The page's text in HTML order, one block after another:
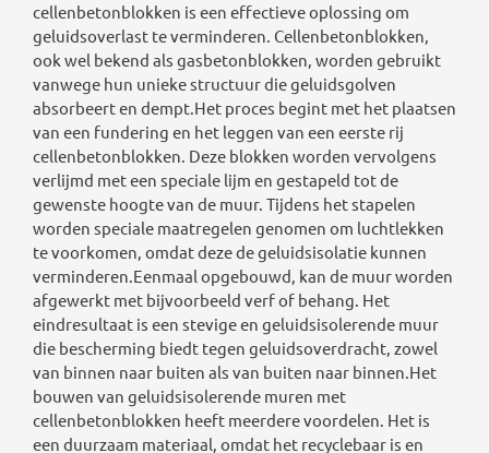
cellenbetonblokken is een effectieve oplossing om
geluidsoverlast te verminderen. Cellenbetonblokken,
ook wel bekend als gasbetonblokken, worden gebruikt
vanwege hun unieke structuur die geluidsgolven
absorbeert en dempt.Het proces begint met het plaatsen
van een fundering en het leggen van een eerste rij
cellenbetonblokken. Deze blokken worden vervolgens
verlijmd met een speciale lijm en gestapeld tot de
gewenste hoogte van de muur. Tijdens het stapelen
worden speciale maatregelen genomen om luchtlekken
te voorkomen, omdat deze de geluidsisolatie kunnen
verminderen.Eenmaal opgebouwd, kan de muur worden
afgewerkt met bijvoorbeeld verf of behang. Het
eindresultaat is een stevige en geluidsisolerende muur
die bescherming biedt tegen geluidsoverdracht, zowel
van binnen naar buiten als van buiten naar binnen.Het
bouwen van geluidsisolerende muren met
cellenbetonblokken heeft meerdere voordelen. Het is
een duurzaam materiaal, omdat het recyclebaar is en